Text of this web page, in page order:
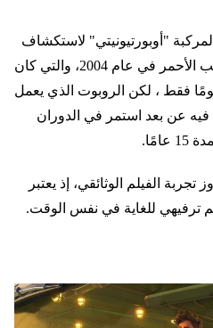
"أوبورتيونيتي" لاستكشاف
المريخ التابعة لناسا على الكوكب الأحمر في عام 2004، والتي كان
المتوقع أن تعمل لمدة 90 يومًا فقط ، لكن الروبوت الذي يعمل
فيه عن بعد استمر في الدوران
تجربة الفيلم الوثائقي، إذ يعتبر
ترفيهي للغاية في نفس الوقت.